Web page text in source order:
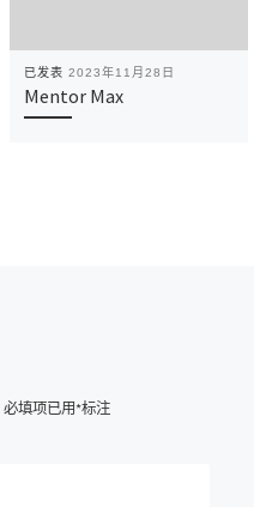
已发表 2023年11月28日
Mentor Max
必填项已用*标注